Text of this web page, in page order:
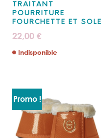
TRAITANT
POURRITURE
FOURCHETTE ET SOLE
22,00 €
Indisponible
Promo !